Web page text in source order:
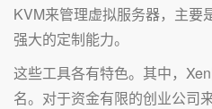
KVM来管理虚拟服务器，主要
强大的定制能力。
这些工具各有特色。其中，
名。对于资金有限的创业公司